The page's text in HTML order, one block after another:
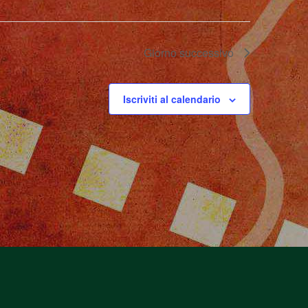
Giorno successivo
Iscriviti al calendario